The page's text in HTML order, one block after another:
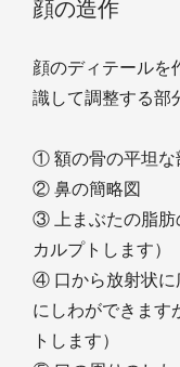
顔の造作
顔のディテールを
識して調整する部
① 額の骨の平坦な
② 鼻の簡略図
③ 上まぶたの脂肪
カルプトします）
④ 口から放射状に
にしわができます
トします）